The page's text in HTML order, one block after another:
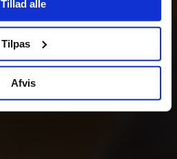
Tillad alle
Tilpas
Afvis